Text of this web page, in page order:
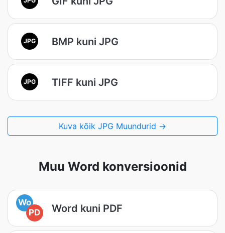
JPG BMP kuni JPG
JPG TIFF kuni JPG
Kuva kõik JPG Muundurid →
Muu Word konversioonid
Wo
PD
Word kuni PDF